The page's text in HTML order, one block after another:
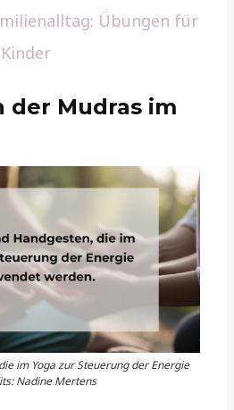
Übungen für
der Mudras im
im Yoga zur Steuerung der Energie
Nadine Mertens